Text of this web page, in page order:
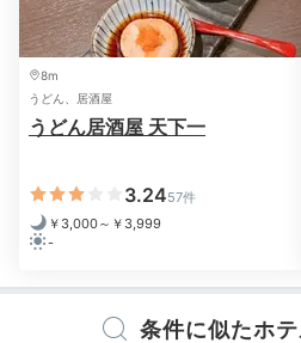
り寄せて作られるディナー。季
ラフトビールやナチュールワイ
味わいましょう。事前に予約が
__saekoo__
クアウトし、お部屋でゆっくり食べま
8m
うどん、居酒屋
うどん居酒屋 天下一
3.2457件
￥3,000～￥3,999
-
条件に似たホ